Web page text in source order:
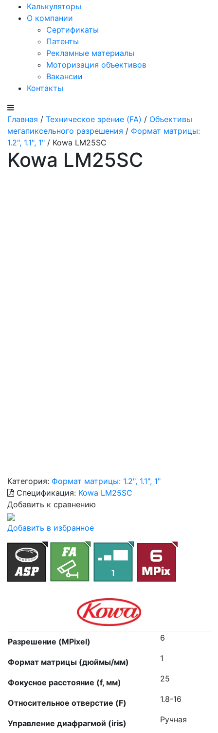
Калькуляторы
О компании
Сертификаты
Патенты
Рекламные материалы
Моторизация объективов
Вакансии
Контакты
Главная / Техническое зрение (FA) / Объективы
мегапиксельного разрешения / Формат матрицы:
1.2", 1.1", 1" / Kowa LM25SC
Kowa LM25SC
Категория: Формат матрицы: 1.2", 1.1", 1"
Спецификация: Kowa LM25SC
Добавить к сравнению
Добавить в избранное
Разрешение (MPixel) 6
Формат матрицы (дюймы/мм) 1
Фокусное расстояние (f, мм) 25
Относительное отверстие (F) 1.8-16
Управление диафрагмой (iris) Ручная